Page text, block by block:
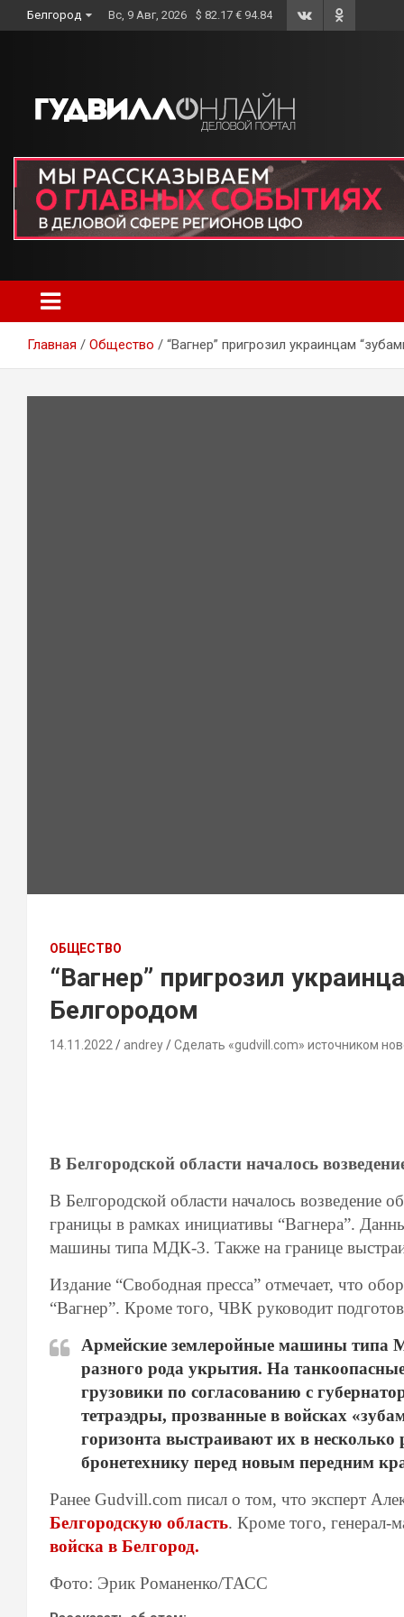
to
Белгород Вс, 9 Авг, 2026 $ 82.17 € 94.84
Главная Общество “Вагнер” пригрозил украинцам
ОБЩЕСТВО
“Вагнер” пригрозил
Белгородом
14.11.2022 andrey Сделать «gudvill.com» источником
В Белгородской области началось
В Белгородской области началось возведение
границы в рамках инициативы “Вагнера”.
машины типа МДК-3. Также на границе
Издание “Свободная пресса” отмечает, что
“Вагнер”. Кроме того, ЧВК руководит
Армейские землеройные машины типа
разного рода укрытия. На
грузовики по согласованию с
тетраэдры, прозванные в войсках
горизонта выстраивают их в
бронетехнику перед новым передним
Ранее Gudvill.com писал о том, что эксперт
Белгородскую область. Кроме того,
войска в Белгород.
Фото: Эрик Романенко/ТАСС